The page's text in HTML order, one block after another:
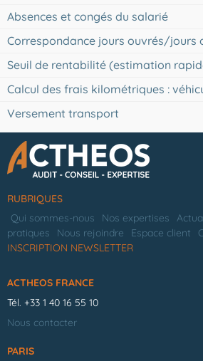
Absences et congés du salarié
Correspondance jours ouvrés/jours
Seuil de rentabilité (estimation
Calcul des frais kilométriques :
Versement transport
RUBRIQUES
Qui sommes-nous
Nos expertises
pratiques
Nous rejoindre Espace client
INSCRIPTION NEWSLETTER
ACTHEOS FRANCE
Tél. +33 1 40 16 55 10
Nous contacter
PARIS